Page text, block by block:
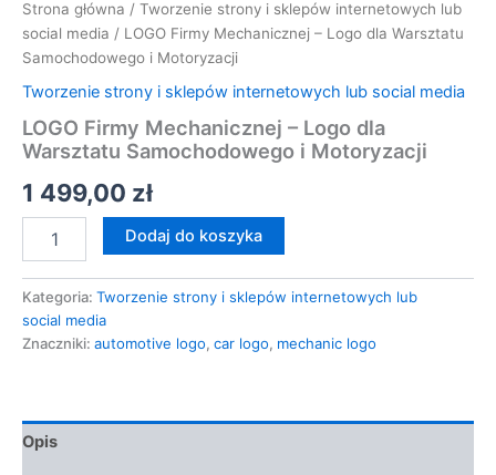
Strona główna / Tworzenie strony i sklepów internetowych lub
social media / LOGO Firmy Mechanicznej – Logo dla Warsztatu
Samochodowego i Motoryzacji
Tworzenie strony i sklepów internetowych lub social media
LOGO Firmy Mechanicznej – Logo dla
Warsztatu Samochodowego i Motoryzacji
1 499,00 zł
Dodaj do koszyka
Kategoria: Tworzenie strony i sklepów internetowych lub
social media
Znaczniki: automotive logo, car logo, mechanic logo
Opis